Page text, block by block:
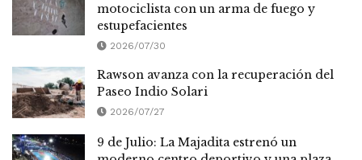
motociclista con un arma de fuego y
estupefacientes
2026/07/30
Rawson avanza con la recuperación del
Paseo Indio Solari
2026/07/27
9 de Julio: La Majadita estrenó un